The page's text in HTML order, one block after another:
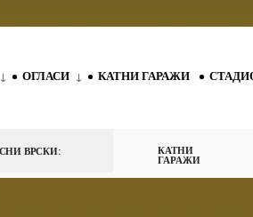
ОГЛАСИ КАТНИ ГАРАЖИ
ВРСКИ: КАТНИ
ГАРАЖИ